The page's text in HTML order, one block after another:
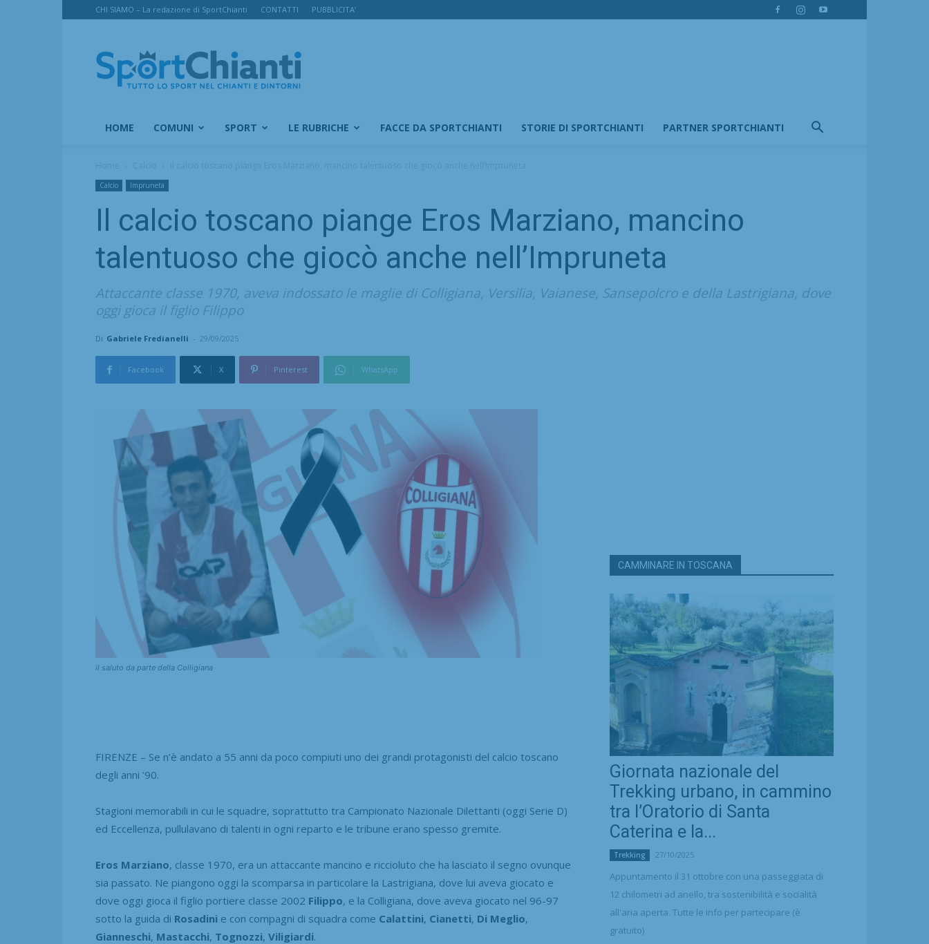
CHI SIAMO – La redazione di SportChianti CONTATTI PUBBLICITA’
SportChianti
HOME COMUNI SPORT LE RUBRICHE FACCE DA SPORTCHIANTI STORIE DI SPORTCHIANTI PARTNER SPORTCHIANTI
Calcio Impruneta
Il calcio toscano piange Eros Marziano, mancino
talentuoso che giocò anche nell’Impruneta
Attaccante classe 1970, aveva indossato le maglie di Colligiana, Versilia, Vaianese, Sansepolcro e della Lastrigiana, dove
oggi gioca il figlio Filippo
Di Gabriele Fredianelli - 29/09/2025
Facebook X Pinterest WhatsApp
il saluto da parte della Colligiana
FIRENZE – Se n’è andato a 55 anni da poco compiuti uno dei grandi protagonisti del calcio toscano
degli anni ’90.
Stagioni memorabili in cui le squadre, soprattutto tra Campionato Nazionale Dilettanti (oggi Serie D)
ed Eccellenza, pullulavano di talenti in ogni reparto e le tribune erano spesso gremite.
Eros Marziano, classe 1970, era un attaccante mancino e riccioluto che ha lasciato il segno ovunque
sia passato. Ne piangono oggi la scomparsa in particolare la Lastrigiana, dove lui aveva giocato e
dove oggi gioca il figlio portiere classe 2002 Filippo, e la Colligiana, dove aveva giocato nel 96-97
sotto la guida di Rosadini e con compagni di squadra come Calattini, Cianetti, Di Meglio,
Gianneschi, Mastacchi, Tognozzi, Viligiardi.
CAMMINARE IN TOSCANA
Giornata nazionale del
Trekking urbano, in cammino
tra l’Oratorio di Santa
Caterina e la...
Trekking 27/10/2025
Appuntamento il 31 ottobre con una passeggiata di
12 chilometri ad anello, tra sostenibilità e socialità
all'aria aperta. Tutte le info per partecipare (è
gratuito)